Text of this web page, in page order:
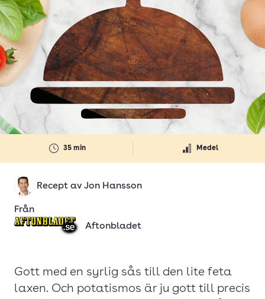
35 min Medel
Recept av Jon Hansson
Från
Aftonbladet
Gott med en syrlig sås till den lite feta
laxen. Och potatismos är ju gott till precis